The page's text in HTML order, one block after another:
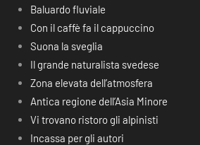
Baluardo fluviale
Con il caffè fa il cappuccino
Suona la sveglia
Il grande naturalista svedese
Zona elevata dell’atmosfera
Antica regione dell’Asia Minore
Vi trovano ristoro gli alpinisti
Incassa per gli autori